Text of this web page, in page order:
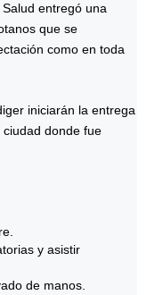
entregó una
que se
como en toda
iniciarán la entrega
donde fue
y asistir
de manos.